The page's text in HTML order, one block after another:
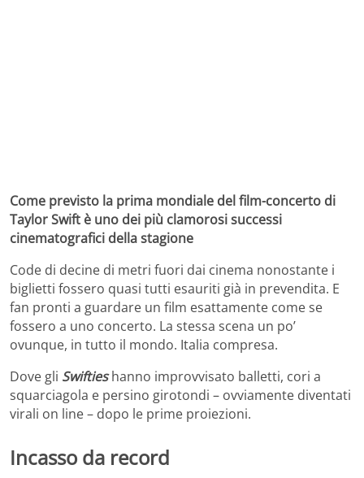
Come previsto la prima mondiale del film-concerto di
Taylor Swift è uno dei più clamorosi successi
cinematografici della stagione
Code di decine di metri fuori dai cinema nonostante i
biglietti fossero quasi tutti esauriti già in prevendita. E
fan pronti a guardare un film esattamente come se
fossero a uno concerto. La stessa scena un po’
ovunque, in tutto il mondo. Italia compresa.
Dove gli Swiftieshanno improvvisato balletti, cori a
squarciagola e persino girotondi – ovviamente diventati
virali on line – dopo le prime proiezioni.
Incasso da record